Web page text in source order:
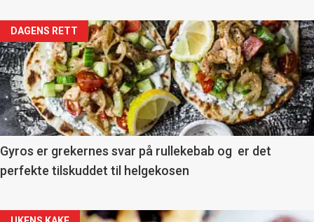
Artikler
detail
-
section
11
Dagens
rett
DAGENS RETT
Gyros er grekernes svar på rullekebab og er det
perfekte tilskuddet til helgekosen